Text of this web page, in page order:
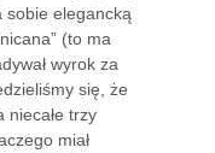
sobie elegancką
(to ma
wyrok za
się, że
niecałe trzy
miał